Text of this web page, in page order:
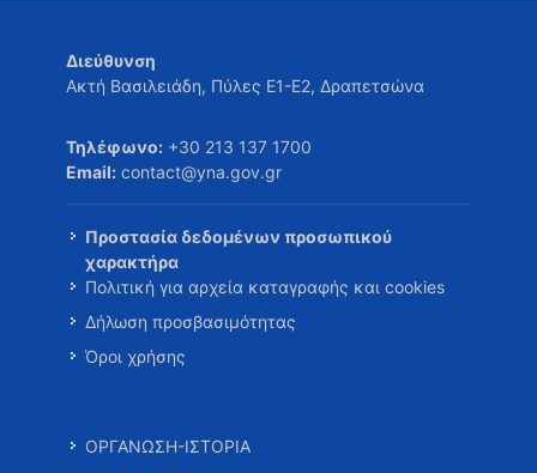
Διεύθυνση
Ακτή Βασιλειάδη, Πύλες Ε1-Ε2, Δραπετσώνα
Τηλέφωνο: +30 213 137 1700
Email: contact@yna.gov.gr
Προστασία δεδομένων προσωπικού
χαρακτήρα
Πολιτική για αρχεία καταγραφής και cookies
Δήλωση προσβασιμότητας
Όροι χρήσης
ΟΡΓΑΝΩΣΗ-ΙΣΤΟΡΙΑ